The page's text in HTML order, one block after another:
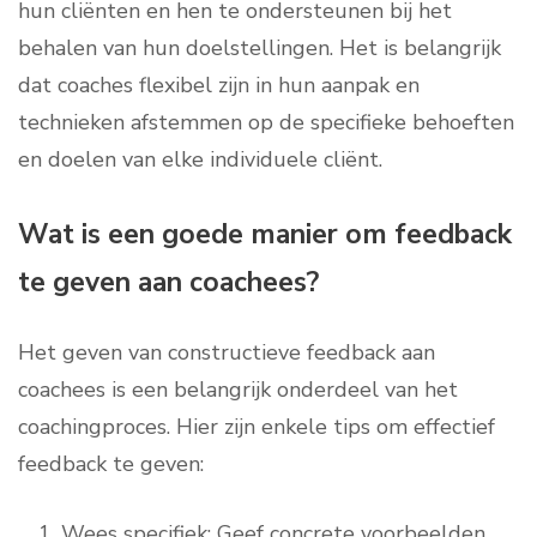
hun cliënten en hen te ondersteunen bij het
behalen van hun doelstellingen. Het is belangrijk
dat coaches flexibel zijn in hun aanpak en
technieken afstemmen op de specifieke behoeften
en doelen van elke individuele cliënt.
Wat is een goede manier om feedback
te geven aan coachees?
Het geven van constructieve feedback aan
coachees is een belangrijk onderdeel van het
coachingproces. Hier zijn enkele tips om effectief
feedback te geven: